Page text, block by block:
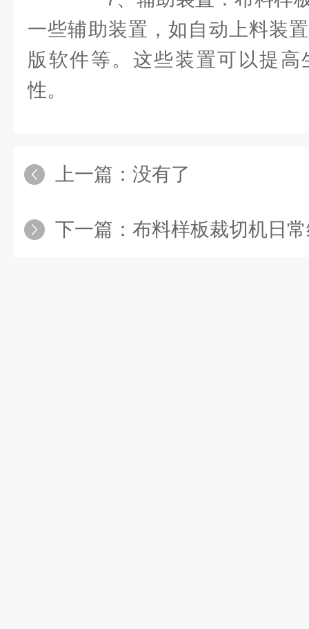
一些辅助装置，如自动上料装
版软件等。这些装置可以提
性。
上一篇：没有了
下一篇： 布料样板裁切机日